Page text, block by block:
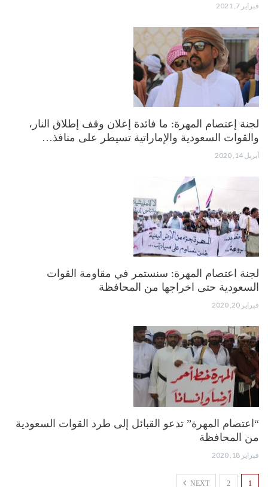
فبراير 7, 2021
لجنة إعتصام المهرة: ما فائدة إعلان وقف إطلاق النار،
والقوات السعودية والإماراتية تسيطر على منافذ…
أبريل 14, 2020
لجنة اعتصام المهرة: سنستمر في مقاومة القوات
السعودية حتى اخراجها من المحافظة
فبراير 20, 2020
“اعتصام المهرة” تدعو القبائل إلى طرد القوات السعودية
من المحافظة
فبراير 18, 2020
1
2
NEXT